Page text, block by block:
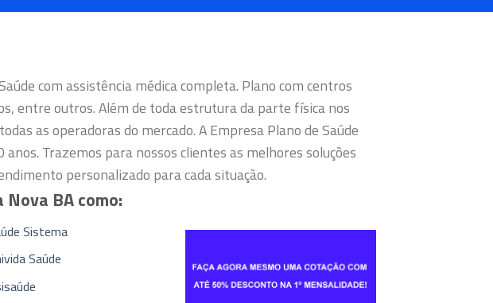
com assistência médica completa. Plano com centros
entre outros.Além de toda estrutura da parte física nos
as operadoras do mercado.A Empresa Plano de Saúde
Trazemos para nossos clientes as melhores soluções
personalizado para cada situação.
BA como:
Sistema
Saúde